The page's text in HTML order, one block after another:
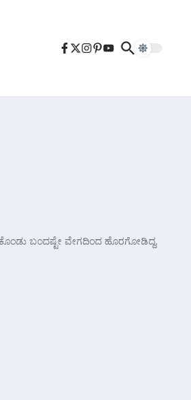
ಬಂದಷ್ಟೇ ವೇಗದಿಂದ ಹೊರಗೋಡಿದ್ದ.